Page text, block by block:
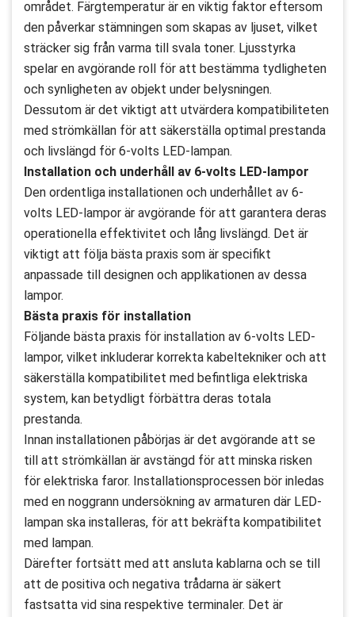
området. Färgtemperatur är en viktig faktor eftersom
den påverkar stämningen som skapas av ljuset, vilket
sträcker sig från varma till svala toner. Ljusstyrka
spelar en avgörande roll för att bestämma tydligheten
och synligheten av objekt under belysningen.
Dessutom är det viktigt att utvärdera kompatibiliteten
med strömkällan för att säkerställa optimal prestanda
och livslängd för 6-volts LED-lampan.
Installation och underhåll av 6-volts LED-lampor
Den ordentliga installationen och underhållet av 6-
volts LED-lampor är avgörande för att garantera deras
operationella effektivitet och lång livslängd. Det är
viktigt att följa bästa praxis som är specifikt
anpassade till designen och applikationen av dessa
lampor.
Bästa praxis för installation
Följande bästa praxis för installation av 6-volts LED-
lampor, vilket inkluderar korrekta kabeltekniker och att
säkerställa kompatibilitet med befintliga elektriska
system, kan betydligt förbättra deras totala
prestanda.
Innan installationen påbörjas är det avgörande att se
till att strömkällan är avstängd för att minska risken
för elektriska faror. Installationsprocessen bör inledas
med en noggrann undersökning av armaturen där LED-
lampan ska installeras, för att bekräfta kompatibilitet
med lampan.
Därefter fortsätt med att ansluta kablarna och se till
att de positiva och negativa trådarna är säkert
fastsatta vid sina respektive terminaler. Det är